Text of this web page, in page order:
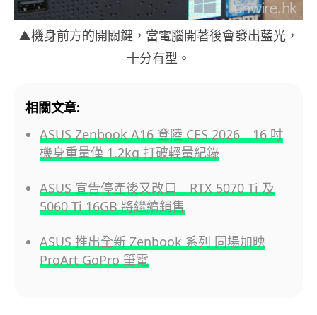
▲機身前方的開關鍵，當電腦開著後會發出藍光，
十分有型。
相關文章:
ASUS Zenbook A16 登陸 CES 2026 16 吋
機身重量僅 1.2kg 打破輕量紀錄
ASUS 宣告停產後又改口 RTX 5070 Ti 及
5060 Ti 16GB 將繼續銷售
ASUS 推出全新 Zenbook 系列 同場加映
ProArt GoPro 筆電